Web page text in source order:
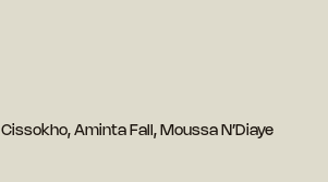
Aminta Fall, Moussa N’Diaye